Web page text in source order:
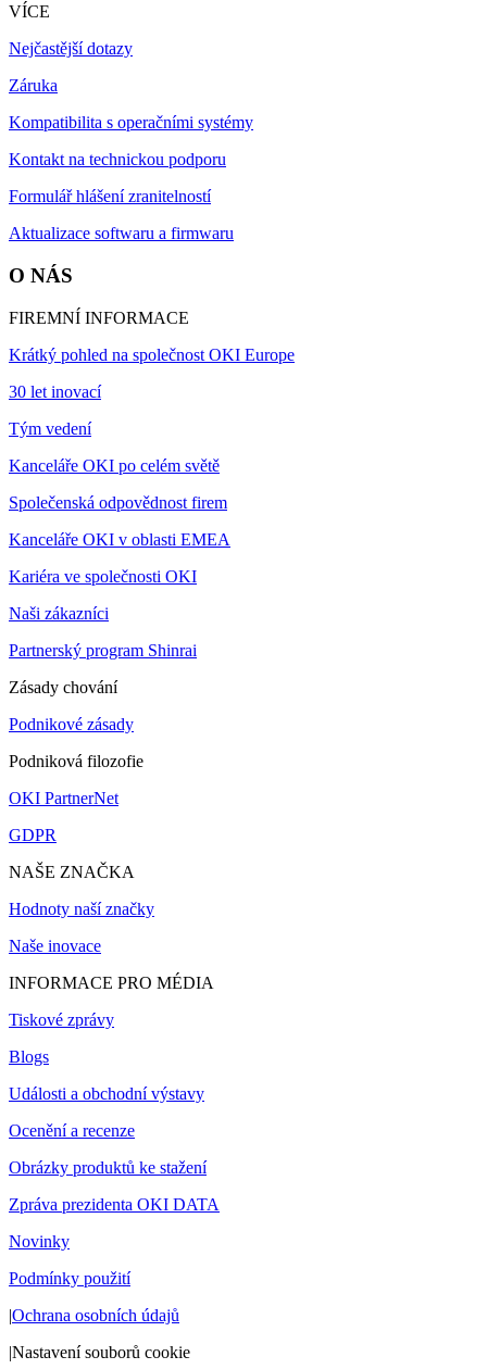
VÍCE
Nejčastější dotazy
Záruka
Kompatibilita s operačními systémy
Kontakt na technickou podporu
Formulář hlášení zranitelností
Aktualizace softwaru a firmwaru
O NÁS
FIREMNÍ INFORMACE
Krátký pohled na společnost OKI Europe
30 let inovací
Tým vedení
Kanceláře OKI po celém světě
Společenská odpovědnost firem
Kanceláře OKI v oblasti EMEA
Kariéra ve společnosti OKI
Naši zákazníci
Partnerský program Shinrai
Zásady chování
Podnikové zásady
Podniková filozofie
OKI PartnerNet
GDPR
NAŠE ZNAČKA
Hodnoty naší značky
Naše inovace
INFORMACE PRO MÉDIA
Tiskové zprávy
Blogs
Události a obchodní výstavy
Ocenění a recenze
Obrázky produktů ke stažení
Zpráva prezidenta OKI DATA
Novinky
Podmínky použití
|Ochrana osobních údajů
|Nastavení souborů cookie